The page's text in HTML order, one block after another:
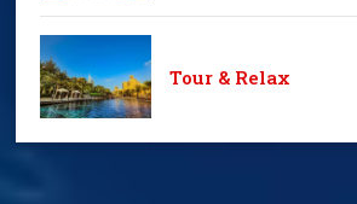
Tour & Relax